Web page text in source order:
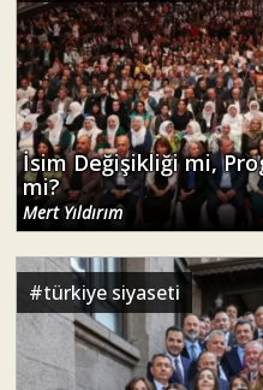
İsim Değişikliği mi,
mi?
Mert Yıldırım
#türkiye siyaseti